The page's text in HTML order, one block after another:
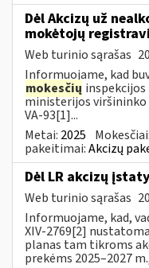
Dėl Akcizų už
mokėtojų
Web turinio sąrašas
Informuojame, kad
mokesčių
ministerijos viršininko
VA-93[1]...
Metai: 2025 Mokesčiai:
pakeitimai:Akcizų
Dėl LR akcizų
Web turinio sąrašas
Informuojame, kad,
XIV-2769[2]
planas tam tikroms
prekėms 2025–2027